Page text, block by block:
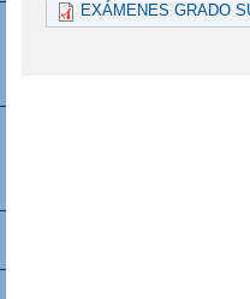
EXÁMENES GRADO